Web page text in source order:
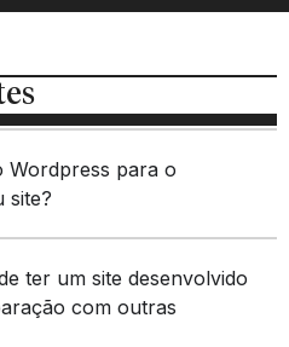
Wordpress para o
site?
ter um site desenvolvido
com outras